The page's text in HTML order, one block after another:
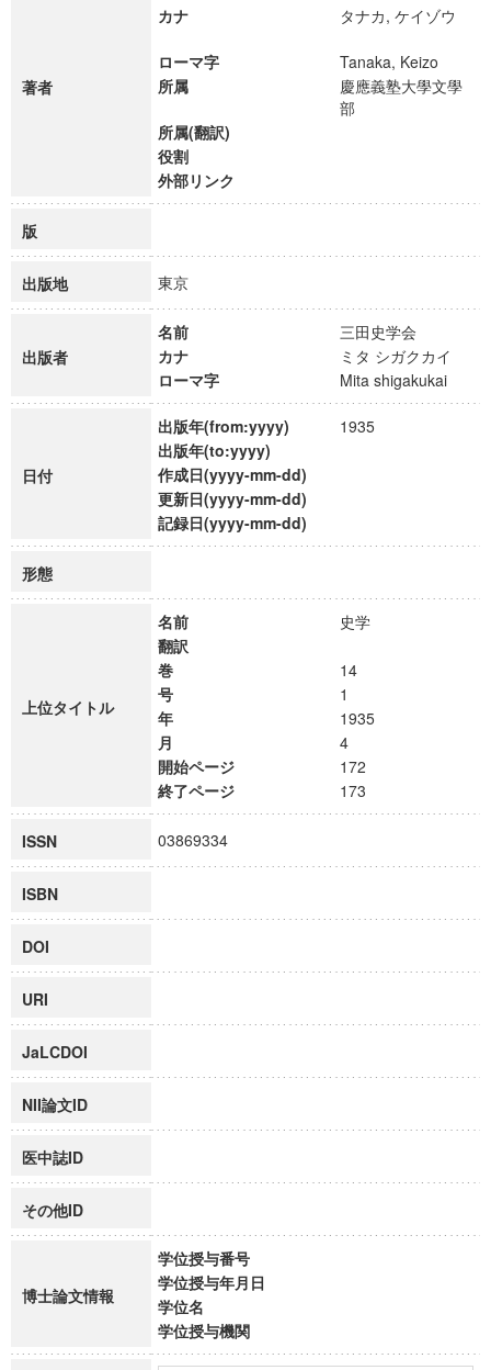
著者
カナ
タナカ, ケイゾウ
ローマ字
Tanaka, Keizo
所属
慶應義塾大學文學
部
所属(翻訳)
役割
外部リンク
版
出版地 東京
出版者
名前
三田史学会
カナ
ミタ シガクカイ
ローマ字
Mita shigakukai
日付
出版年(from:yyyy)
1935
出版年(to:yyyy)
作成日(yyyy-mm-dd)
更新日(yyyy-mm-dd)
記録日(yyyy-mm-dd)
形態
上位タイトル
名前
史学
翻訳
巻
14
号
1
年
1935
月
4
開始ページ
172
終了ページ
173
ISSN 03869334
ISBN
DOI
URI
JaLCDOI
NII論文ID
医中誌ID
その他ID
博士論文情報
学位授与番号
学位授与年月日
学位名
学位授与機関